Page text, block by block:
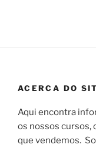
ACERCA DO
Aqui encontra
os nossos cursos,
que vendemos.